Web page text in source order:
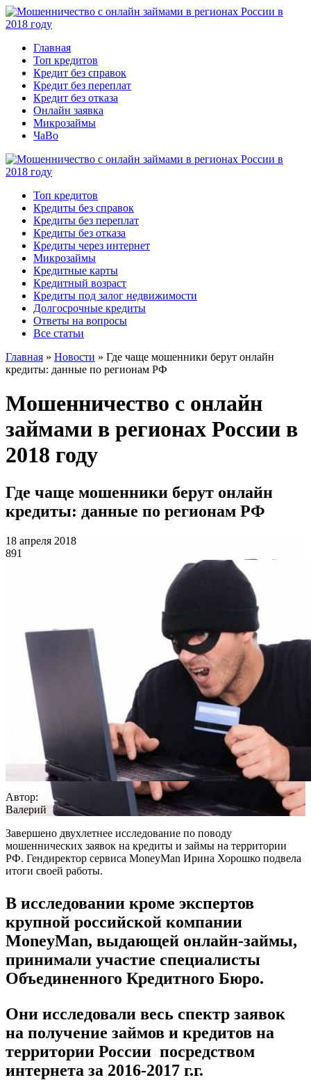
Главная
Топ кредитов
Кредит без справок
Кредит без переплат
Кредит без отказа
Онлайн заявка
Микрозаймы
ЧаВо
Топ кредитов
Кредиты без справок
Кредиты без переплат
Кредиты без отказа
Кредиты через интернет
Микрозаймы
Кредитные карты
Кредитный возраст
Кредиты под залог недвижимости
Долгосрочные кредиты
Ответы на вопросы
Все статьи
Главная » Новости » Где чаще мошенники берут онлайн
кредиты: данные по регионам РФ
Мошенничество с онлайн
займами в регионах России в
2018 году
Где чаще мошенники берут онлайн
кредиты: данные по регионам РФ
18 апреля 2018
891
Автор:
Валерий
Завершено двухлетнее исследование по поводу
мошеннических заявок на кредиты и займы на территории
РФ. Гендиректор сервиса MoneyMan Ирина Хорошко подвела
итоги своей работы.
В исследовании кроме экспертов
крупной российской компании
MoneyMan, выдающей онлайн-займы,
принимали участие специалисты
Объединенного Кредитного Бюро.
Они исследовали весь спектр заявок
на получение займов и кредитов на
территории России посредством
интернета за 2016-2017 г.г.